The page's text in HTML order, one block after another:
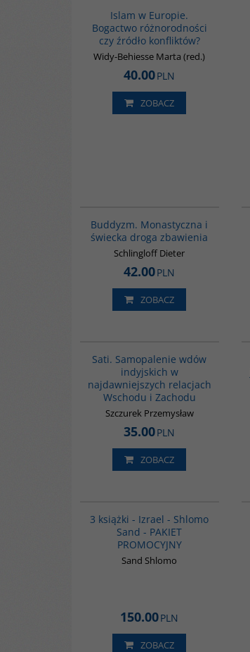
Islam w Europie.
Bogactwo różnorodności
czy źródło konfliktów?
Widy-Behiesse Marta (red.)
40.00PLN
ZOBACZ
Buddyzm. Monastyczna i
świecka droga zbawienia
Schlingloff Dieter
42.00PLN
ZOBACZ
Sati. Samopalenie wdów
indyjskich w
najdawniejszych relacjach
Wschodu i Zachodu
Szczurek Przemysław
35.00PLN
ZOBACZ
3 książki - Izrael - Shlomo
Sand - PAKIET
PROMOCYJNY
Sand Shlomo
150.00PLN
ZOBACZ